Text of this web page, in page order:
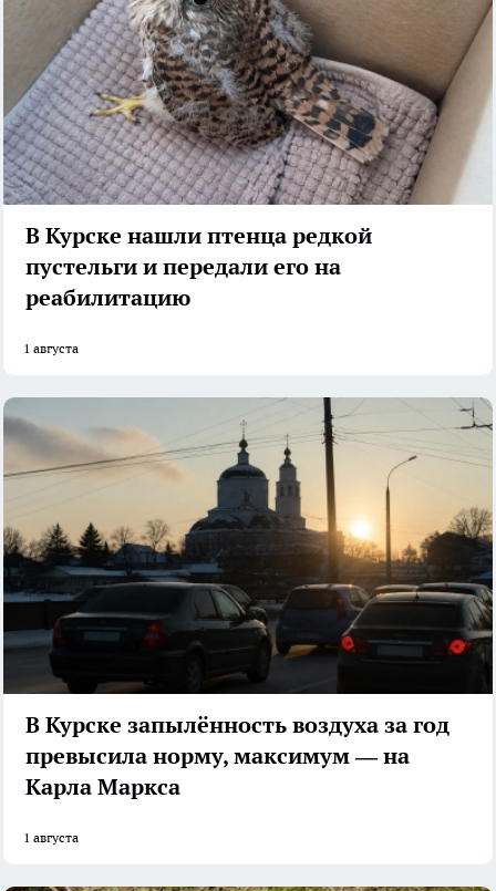
В Курске нашли птенца редкой
пустельги и передали его на
реабилитацию
1 августа
В Курске запылённость воздуха за год
превысила норму, максимум — на
Карла Маркса
1 августа